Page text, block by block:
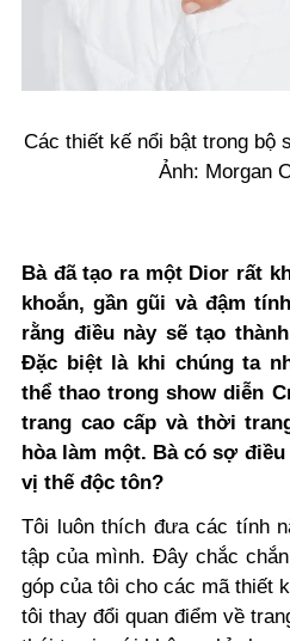
Các thiết kế nổi bật trong bộ
Ảnh: Morgan
Bà đã tạo ra một Dior rất
khoắn, gần gũi và đậm
rằng điều này sẽ tạo
Đặc biệt là khi chúng ta
thể thao trong show diễn
trang cao cấp và thời
hòa làm một. Bà có sợ
vị thế độc tôn?
Tôi luôn thích đưa các tính
tập của mình. Đây chắc
góp của tôi cho các mã thiết
tôi thay đổi quan điểm về